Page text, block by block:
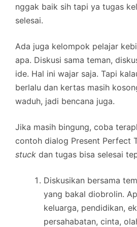
nggak baik sih tapi ya tugas
selesai.
Ada juga kelompok pelajar
apa. Diskusi sama teman,
ide. Hal ini wajar saja. Tapi
berlalu dan kertas masih
waduh, jadi bencana juga.
Jika masih bingung, coba
contoh dialog Present Perfect
stuck dan tugas bisa selesai
Diskusikan bersama
yang bakal diobrolin.
keluarga, pendidikan,
persahabatan, cinta,